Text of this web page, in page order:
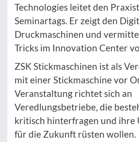
Technologies leitet den
Seminartags. Er zeigt den
Druckmaschinen und
Tricks im Innovation Center
ZSK Stickmaschinen ist als
mit einer Stickmaschine vor
Veranstaltung richtet sich an
Veredlungsbetriebe, die
kritisch hinterfragen und ihre
für die Zukunft rüsten wollen.